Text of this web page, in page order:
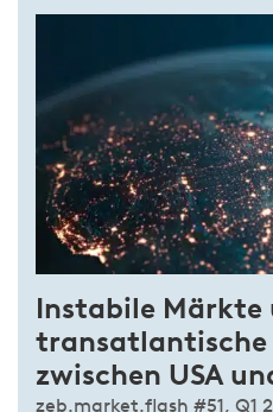
Instabile Märkte
transatlantische
zwischen USA
zeb.market.flash #51, Q1